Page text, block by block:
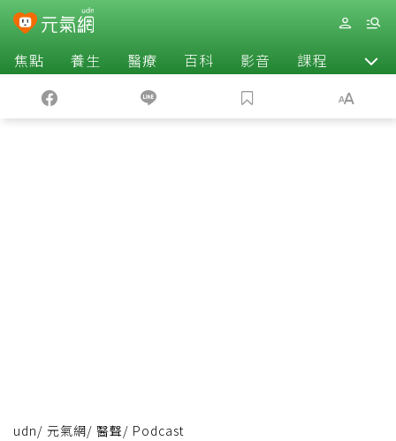
焦點 養生 醫療 百科 影音 課程 退休
udn/ 元氣網/ 醫聲/ Podcast